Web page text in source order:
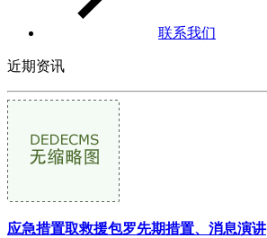
联系我们
近期资讯
应急措置取救援包罗先期措置、消息演讲